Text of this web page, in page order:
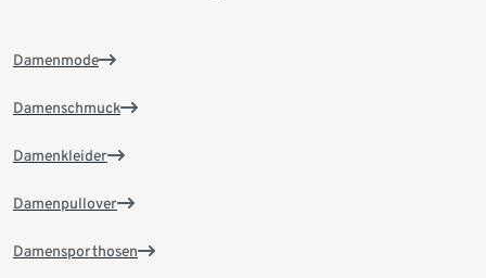
Damenmode
Damenschmuck
Damenkleider
Damenpullover
Damensporthosen